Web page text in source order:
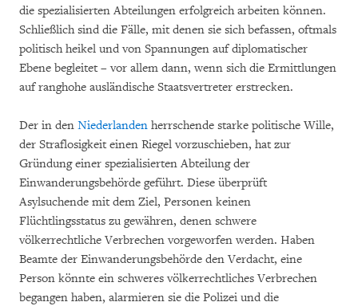
die spezialisierten Abteilungen erfolgreich arbeiten können.
Schließlich sind die Fälle, mit denen sie sich befassen, oftmals
politisch heikel und von Spannungen auf diplomatischer
Ebene begleitet – vor allem dann, wenn sich die Ermittlungen
auf ranghohe ausländische Staatsvertreter erstrecken.
Der in den Niederlanden herrschende starke politische Wille,
der Straflosigkeit einen Riegel vorzuschieben, hat zur
Gründung einer spezialisierten Abteilung der
Einwanderungsbehörde geführt. Diese überprüft
Asylsuchende mit dem Ziel, Personen keinen
Flüchtlingsstatus zu gewähren, denen schwere
völkerrechtliche Verbrechen vorgeworfen werden. Haben
Beamte der Einwanderungsbehörde den Verdacht, eine
Person könnte ein schweres völkerrechtliches Verbrechen
begangen haben, alarmieren sie die Polizei und die